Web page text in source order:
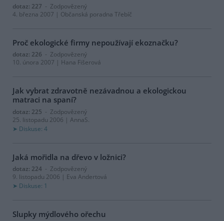
dotaz: 227 - Zodpovězený
4. března 2007 | Občanská poradna Třebíč
Proč ekologické firmy nepoužívají ekoznačku?
dotaz: 226 - Zodpovězený
10. února 2007 | Hana Fišerová
Jak vybrat zdravotně nezávadnou a ekologickou
matraci na spaní?
dotaz: 225 - Zodpovězený
25. listopadu 2006 | AnnaS.
Diskuse: 4
Jaká mořidla na dřevo v ložnici?
dotaz: 224 - Zodpovězený
9. listopadu 2006 | Eva Andertová
Diskuse: 1
Slupky mýdlového ořechu